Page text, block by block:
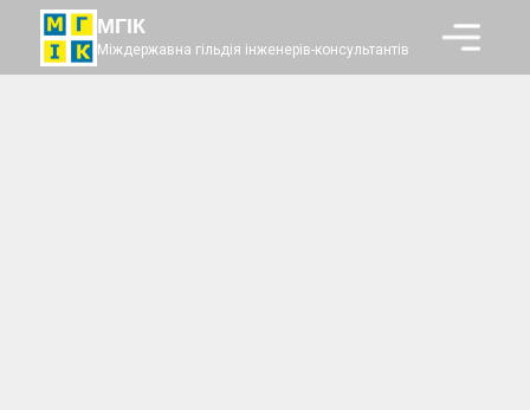
МГІК
Міждержавна гільдія інженерів-консультантів